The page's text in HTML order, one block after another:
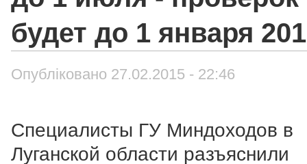
будет до 1 января
Опубліковано 27.02.2015 - 22:46
Специалисты ГУ Миндоходов в
Луганской области разъяснили